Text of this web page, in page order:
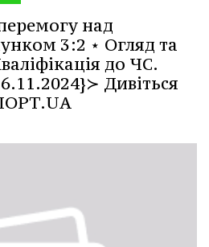
над
3:2 ⋆ Огляд та
до ЧС.
Дивіться